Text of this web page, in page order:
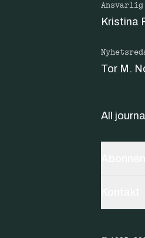
Kristina
Tor M.
All